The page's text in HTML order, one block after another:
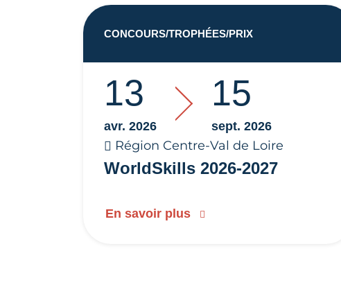
WorldSkills 2026-2027
13
avr. 2026
15
sept. 2026
Région Centre-Val de Loire
En savoir plus
CONCOURS/TROPHÉES/PRIX